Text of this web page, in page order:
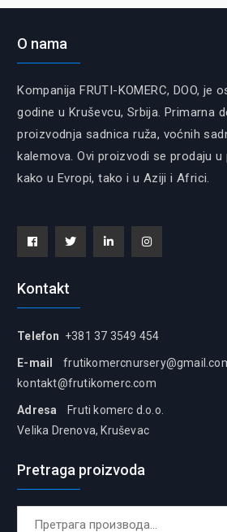
O nama
Kompanija FRUTI-KOMERC, DOO, je
godine u Kruševcu, Srbija. Primarna
proizvodnja sadnica ruža, voćnih
kalemova. Ovi proizvodi se prodaju u
kako u Evropi, tako i u Aziji i Africi.
Kontakt
Telefon +381 37 3549 454
E-mail
kontakt@frutikomerc.com
Adresa Fruti komerc d.o.o.
Velika Drenova, Kruševac
Pretraga proizvoda
Претрага